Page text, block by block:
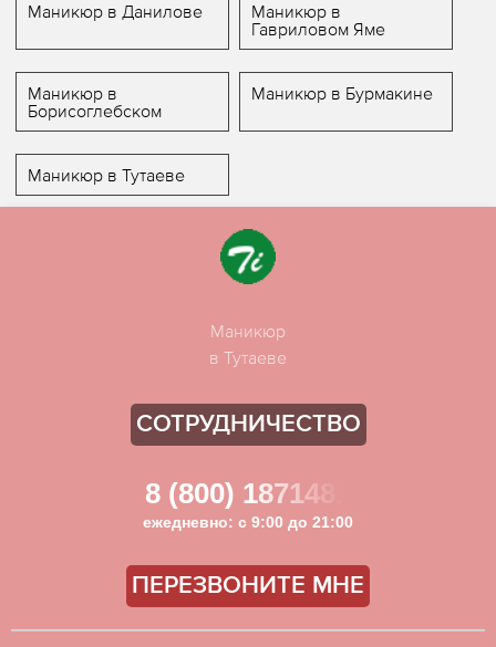
Маникюр в Данилове
Маникюр в
Гавриловом Яме
Маникюр в
Борисоглебском
Маникюр в Бурмакине
Маникюр в Тутаеве
Маникюр
в Тутаеве
СОТРУДНИЧЕСТВО
8 (800) 1871481
ежедневно: с 9:00 до 21:00
ПЕРЕЗВОНИТЕ МНЕ